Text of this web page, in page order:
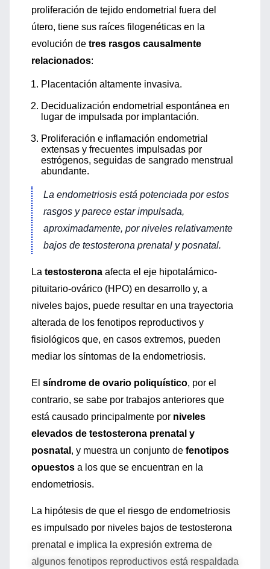
proliferación de tejido endometrial fuera del
útero, tiene sus raíces filogenéticas en la
evolución de tres rasgos causalmente
relacionados:
Placentación altamente invasiva.
Decidualización endometrial espontánea en
lugar de impulsada por implantación.
Proliferación e inflamación endometrial
extensas y frecuentes impulsadas por
estrógenos, seguidas de sangrado menstrual
abundante.
La endometriosis está potenciada por estos
rasgos y parece estar impulsada,
aproximadamente, por niveles relativamente
bajos de testosterona prenatal y posnatal.
La testosterona afecta el eje hipotalámico-
pituitario-ovárico (HPO) en desarrollo y, a
niveles bajos, puede resultar en una trayectoria
alterada de los fenotipos reproductivos y
fisiológicos que, en casos extremos, pueden
mediar los síntomas de la endometriosis.
El síndrome de ovario poliquístico, por el
contrario, se sabe por trabajos anteriores que
está causado principalmente por niveles
elevados de testosterona prenatal y
posnatal , y muestra un conjunto de fenotipos
opuestos a los que se encuentran en la
endometriosis.
La hipótesis de que el riesgo de endometriosis
es impulsado por niveles bajos de testosterona
prenatal e implica la expresión extrema de
algunos fenotipos reproductivos está respaldada